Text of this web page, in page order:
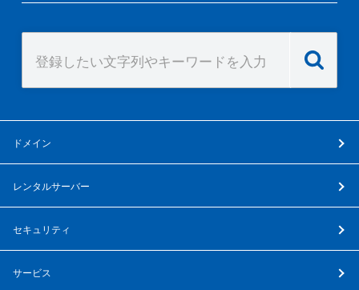
ドメイン
レンタルサーバー
セキュリティ
サービス